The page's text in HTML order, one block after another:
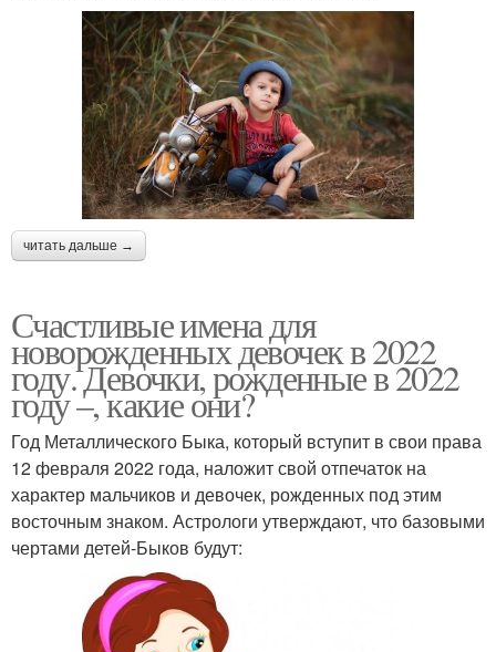
читать дальше →
Счастливые имена для
новорожденных девочек в 2022
году. Девочки, рожденные в 2022
году –, какие они?
Год Металлического Быка, который вступит в свои права
12 февраля 2022 года, наложит свой отпечаток на
характер мальчиков и девочек, рожденных под этим
восточным знаком. Астрологи утверждают, что базовыми
чертами детей-Быков будут: